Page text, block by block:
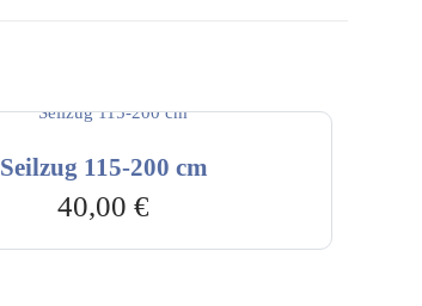
Seilzug 115-200 cm
40,00€